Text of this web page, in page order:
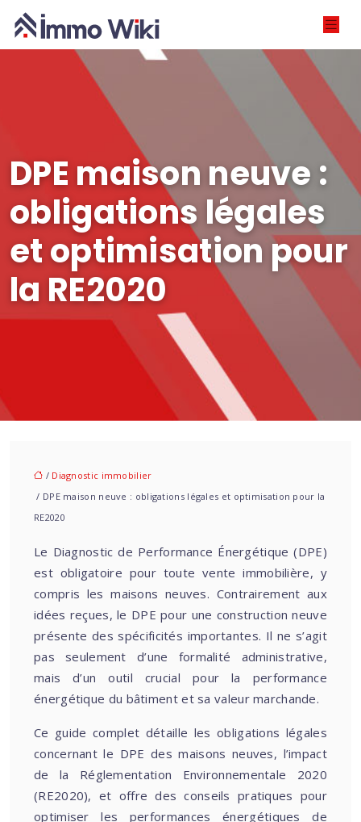
DPE maison neuve :
obligations légales
et optimisation pour
la RE2020
/ Diagnostic immobilier
/ DPE maison neuve : obligations légales et optimisation pour la
RE2020
Le Diagnostic de Performance Énergétique (DPE)
est obligatoire pour toute vente immobilière, y
compris les maisons neuves. Contrairement aux
idées reçues, le DPE pour une construction neuve
présente des spécificités importantes. Il ne s’agit
pas seulement d’une formalité administrative,
mais d’un outil crucial pour la performance
énergétique du bâtiment et sa valeur marchande.
Ce guide complet détaille les obligations légales
concernant le DPE des maisons neuves, l’impact
de la Réglementation Environnementale 2020
(RE2020), et offre des conseils pratiques pour
optimiser les performances énergétiques de